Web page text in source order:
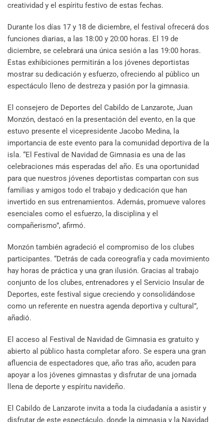
creatividad y el espíritu festivo de estas fechas.
Durante los días 17 y 18 de diciembre, el festival ofrecerá dos
funciones diarias, a las 18:00 y 20:00 horas. El 19 de
diciembre, se celebrará una única sesión a las 19:00 horas.
Estas exhibiciones permitirán a los jóvenes deportistas
mostrar su dedicación y esfuerzo, ofreciendo al público un
espectáculo lleno de destreza y pasión por la gimnasia.
El consejero de Deportes del Cabildo de Lanzarote, Juan
Monzón, destacó en la presentación del evento, en la que
estuvo presente el vicepresidente Jacobo Medina, la
importancia de este evento para la comunidad deportiva de la
isla. “El Festival de Navidad de Gimnasia es una de las
celebraciones más esperadas del año. Es una oportunidad
para que nuestros jóvenes deportistas compartan con sus
familias y amigos todo el trabajo y dedicación que han
invertido en sus entrenamientos. Además, promueve valores
esenciales como el esfuerzo, la disciplina y el
compañerismo”, afirmó.
Monzón también agradeció el compromiso de los clubes
participantes. “Detrás de cada coreografía y cada movimiento
hay horas de práctica y una gran ilusión. Gracias al trabajo
conjunto de los clubes, entrenadores y el Servicio Insular de
Deportes, este festival sigue creciendo y consolidándose
como un referente en nuestra agenda deportiva y cultural”,
añadió.
El acceso al Festival de Navidad de Gimnasia es gratuito y
abierto al público hasta completar aforo. Se espera una gran
afluencia de espectadores que, año tras año, acuden para
apoyar a los jóvenes gimnastas y disfrutar de una jornada
llena de deporte y espíritu navideño.
El Cabildo de Lanzarote invita a toda la ciudadanía a asistir y